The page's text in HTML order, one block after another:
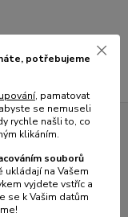
potřebujeme
, pamatovat
se nemuseli
rychle našli to, co
klikáním.
souborů
na Vašem
vyjdete vstříc a
se k Vašim datům